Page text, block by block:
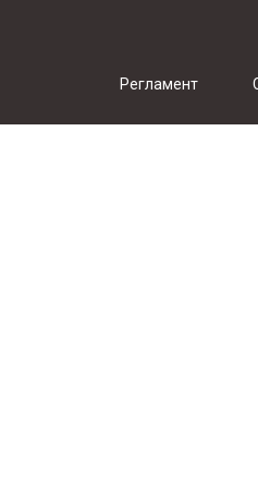
Регламент